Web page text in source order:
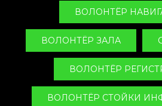
ВОЛОНТЁР
ВОЛОНТЁР ЗАЛА
ВОЛОНТЁР
ВОЛОНТЁР СТОЙКИ